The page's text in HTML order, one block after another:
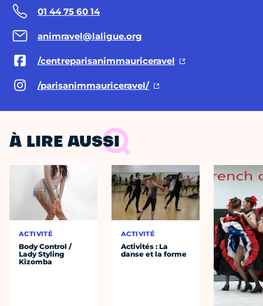
01 44 75 60 14
animravel@laligue.org
/centreparisanimmauriceravel
/parisanimmauriceravel/
À LIRE AUSSI
ACTIVITÉ
Body Control /
Lady Styling
Kizomba
ACTIVITÉ
Activités : La
danse et la forme